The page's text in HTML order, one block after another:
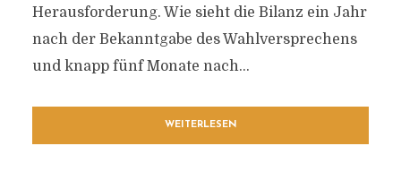
Herausforderung. Wie sieht die Bilanz ein Jahr
nach der Bekanntgabe des Wahlversprechens
und knapp fünf Monate nach...
WEITERLESEN